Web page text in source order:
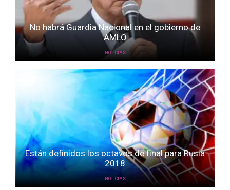
No habrá Guardia Nacional en el gobierno de
AMLO
NOTICIAS
Están definidos los octavos de final para Rusia
2018
NOTICIAS